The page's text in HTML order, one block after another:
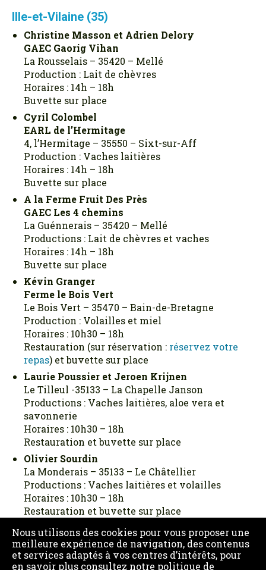
Ille-et-Vilaine (35)
Christine Masson et Adrien Delory
GAEC Gaorig Vihan
La Rousselais – 35420 – Mellé
Production : Lait de chèvres
Horaires : 14h – 18h
Buvette sur place
Cyril Colombel
EARL de l’Hermitage
4, l’Hermitage – 35550 – Sixt-sur-Aff
Production : Vaches laitières
Horaires : 14h – 18h
Buvette sur place
A la Ferme Fruit Des Près
GAEC Les 4 chemins
La Guénnerais – 35420 – Mellé
Productions : Lait de chèvres et vaches
Horaires : 14h – 18h
Buvette sur place
Kévin Granger
Ferme le Bois Vert
Le Bois Vert – 35470 – Bain-de-Bretagne
Production : Volailles et miel
Horaires : 10h30 – 18h
Restauration (sur réservation : réservez votre
repas) et buvette sur place
Laurie Poussier et Jeroen Krijnen
Le Tilleul -35133 – La Chapelle Janson
Productions : Vaches laitières, aloe vera et
savonnerie
Horaires : 10h30 – 18h
Restauration et buvette sur place
Olivier Sourdin
La Monderais – 35133 – Le Châtellier
Productions : Vaches laitières et volailles
Horaires : 10h30 – 18h
Restauration et buvette sur place
Nous utilisons des cookies pour vous proposer une
meilleure expérience de navigation, des contenus
et services adaptés à vos centres d’intérêts, pour
en savoir plus consultez notre politique de